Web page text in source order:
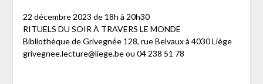
22 décembre 2023 de 18h à 20h30
RITUELS DU SOIR À TRAVERS LE MONDE
Bibliothèque de Grivegnée 128, rue Belvaux à 4030 Liège
grivegnee.lecture@liege.be ou 04 238 51 78